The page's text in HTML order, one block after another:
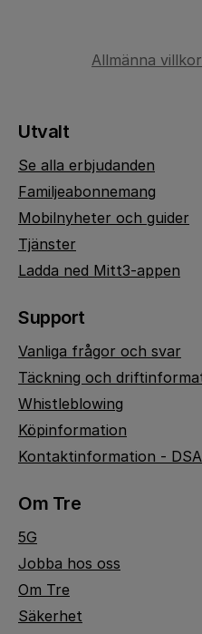
Allmänna villkor
Utvalt
Se alla erbjudanden
Familjeabonnemang
Mobilnyheter och guider
Tjänster
Ladda ned Mitt3-appen
Support
Vanliga frågor och svar
Täckning och
Whistleblowing
Köpinformation
Kontaktinformation - DSA
Om Tre
5G
Jobba hos oss
Om Tre
Säkerhet